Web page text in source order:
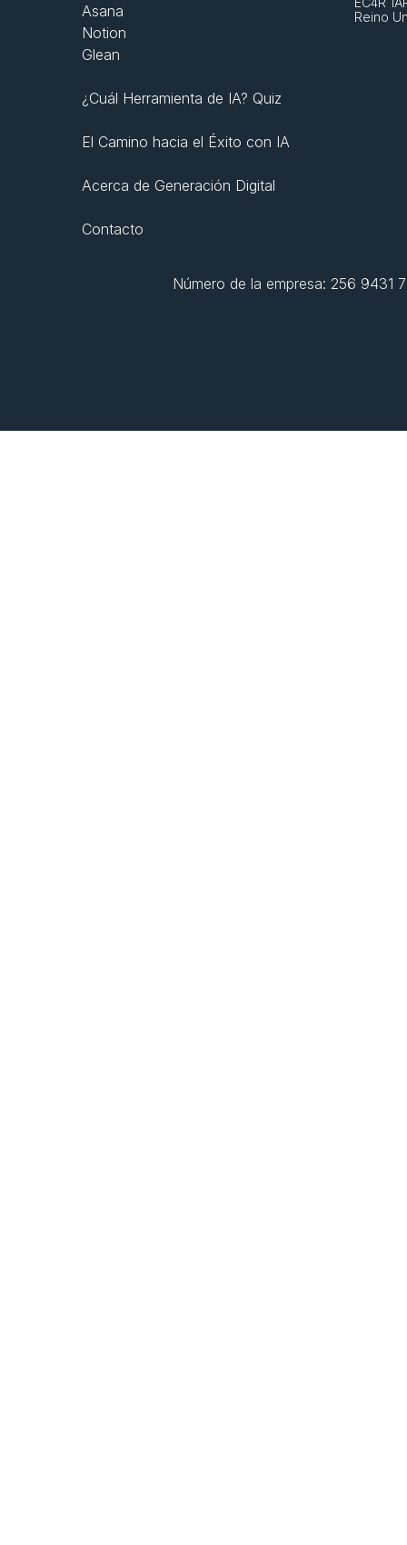
Asana
Notion
Glean
¿Cuál Herramienta de IA? Quiz
El Camino hacia el Éxito con IA
Acerca de Generación Digital
Contacto
Reino
Número de la empresa: 256